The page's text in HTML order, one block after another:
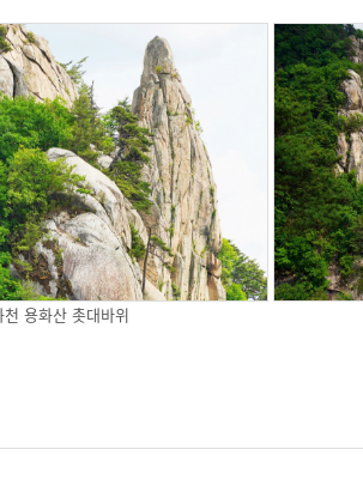
천 용화산 촛대바위